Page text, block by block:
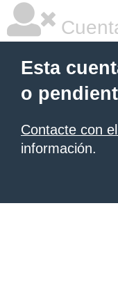
Esta
o
Contacte con
información.